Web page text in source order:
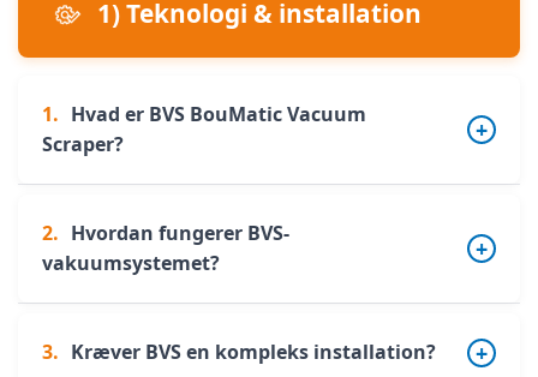
1) Teknologi & installation
1. Hvad er BVS BouMatic Vacuum
Scraper?
BVS er en fuldautomatisk robot til
vakuumopsamling af gylle, udviklet til
gangarealer og trafikzoner.
2. Hvordan fungerer BVS-
vakuumsystemet?
BVS anvender et vakuumsystem:
3. Kræver BVS en kompleks installation?